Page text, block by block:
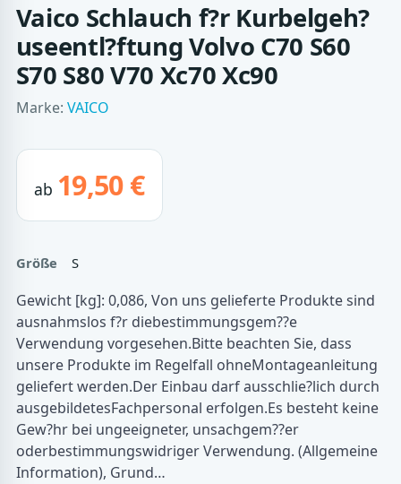
Vaico Schlauch f?r Kurbelgeh?
useentl?ftung Volvo C70 S60
S70 S80 V70 Xc70 Xc90
Marke: VAICO
ab 19,50 €
Größe S
Gewicht [kg]: 0,086, Von uns gelieferte Produkte sind
ausnahmslos f?r diebestimmungsgem??e
Verwendung vorgesehen.Bitte beachten Sie, dass
unsere Produkte im Regelfall ohneMontageanleitung
geliefert werden.Der Einbau darf ausschlie?lich durch
ausgebildetesFachpersonal erfolgen.Es besteht keine
Gew?hr bei ungeeigneter, unsachgem??er
oderbestimmungswidriger Verwendung. (Allgemeine
Information), Grund…